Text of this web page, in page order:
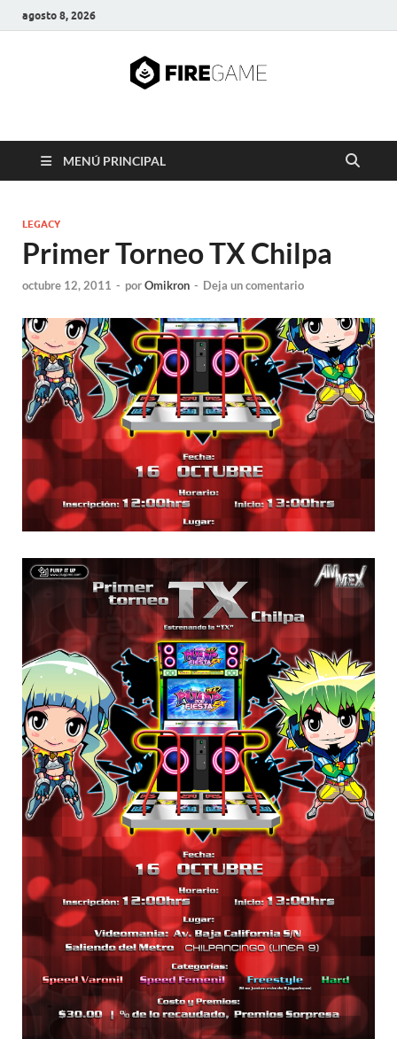
agosto 8, 2026
FIRE GAME
MENÚ PRINCIPAL
LEGACY
Primer Torneo TX Chilpa
octubre 12, 2011 - porOmikron - Deja un comentario